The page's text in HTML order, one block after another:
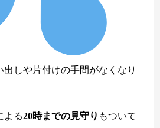
出しや片付けの手間がなくなり
よる20時までの見守り もついて